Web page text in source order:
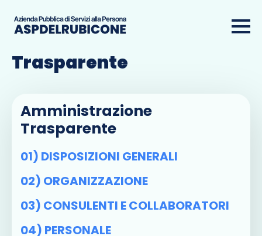
Amministrazione
Trasparente
Amministrazione
Trasparente
01) DISPOSIZIONI GENERALI
02) ORGANIZZAZIONE
03) CONSULENTI E COLLABORATORI
04) PERSONALE